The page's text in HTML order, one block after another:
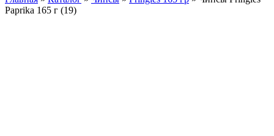
Paprika 165 г (19)